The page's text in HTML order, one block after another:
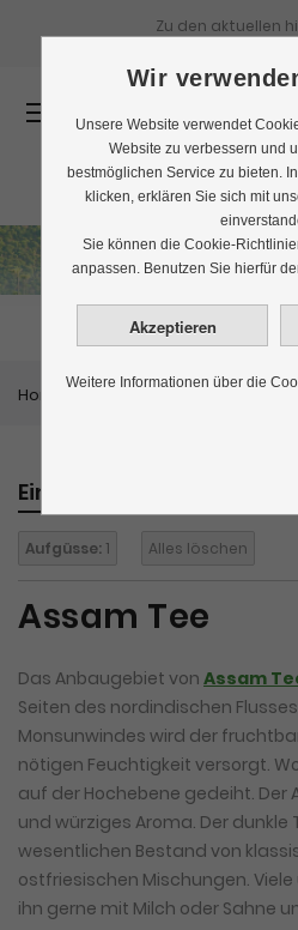
Zu den aktuellen
Assam
Home
Einkaufen nach
Aufgüsse: 1 Alles löschen
Assam Tee
Das Anbaugebiet von Assam
Seiten des nordindischen
Monsunwindes wird der
nötigen Feuchtigkeit versorgt.
auf der Hochebene gedeiht. Der
und würziges Aroma. Der dunkle
wesentlichen Bestand von
ostfriesischen Mischungen.
ihn gerne mit Milch oder Sahne
Wir
Unsere Website verwendet
Website zu verbessern und
bestmöglichen Service zu bieten.
klicken, erklären Sie sich mit
Sie können die Cookie-
anpassen. Benutzen Sie hierfür
Weitere Informationen über die